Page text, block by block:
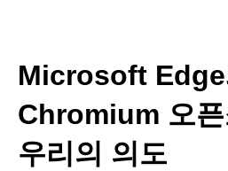
Microsoft
Chromium 오
우리의 의도